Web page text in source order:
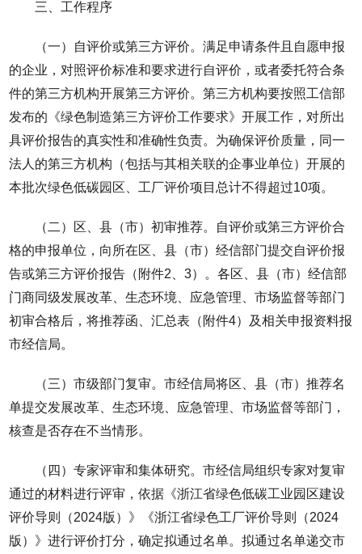
三、工作程序
（一）自评价或第三方评价。满足申请条件且自愿申报
的企业，对照评价标准和要求进行自评价，或者委托符合条
件的第三方机构开展第三方评价。第三方机构要按照工信部
发布的《绿色制造第三方评价工作要求》开展工作，对所出
具评价报告的真实性和准确性负责。为确保评价质量，同一
法人的第三方机构（包括与其相关联的企事业单位）开展的
本批次绿色低碳园区、工厂评价项目总计不得超过10项。
（二）区、县（市）初审推荐。自评价或第三方评价合
格的申报单位，向所在区、县（市）经信部门提交自评价报
告或第三方评价报告（附件2、3）。各区、县（市）经信部
门商同级发展改革、生态环境、应急管理、市场监督等部门
初审合格后，将推荐函、汇总表（附件4）及相关申报资料报
市经信局。
（三）市级部门复审。市经信局将区、县（市）推荐名
单提交发展改革、生态环境、应急管理、市场监督等部门，
核查是否存在不当情形。
（四）专家评审和集体研究。市经信局组织专家对复审
通过的材料进行评审，依据《浙江省绿色低碳工业园区建设
评价导则（2024版）》《浙江省绿色工厂评价导则（2024
版）》进行评价打分，确定拟通过名单。拟通过名单递交市